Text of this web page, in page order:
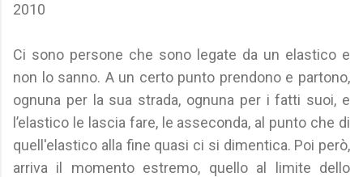
2010
Ci sono persone che sono legate da un elastico e
non lo sanno. A un certo punto prendono e partono,
ognuna per la sua strada, ognuna per i fatti suoi, e
l’elastico le lascia fare, le asseconda, al punto che di
quell'elastico alla fine quasi ci si dimentica. Poi però,
arriva il momento estremo, quello al limite dello